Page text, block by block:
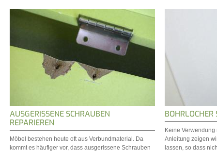
AUSGERISSENE SCHRAUBEN
REPARIEREN
Möbel bestehen heute oft aus Verbundmaterial. Da
kommt es häufiger vor, dass ausgerissene Schrauben
BOHRLÖCHER
Keine
Anleitung zeigen
lassen, so dass